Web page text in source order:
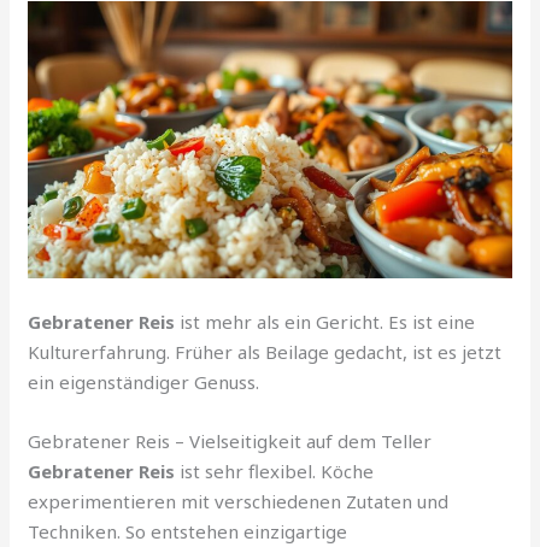
Gebratener Reis ist mehr als ein Gericht. Es ist eine
Kulturerfahrung. Früher als Beilage gedacht, ist es jetzt
ein eigenständiger Genuss.
Gebratener Reis – Vielseitigkeit auf dem Teller
Gebratener Reis ist sehr flexibel. Köche
experimentieren mit verschiedenen Zutaten und
Techniken. So entstehen einzigartige